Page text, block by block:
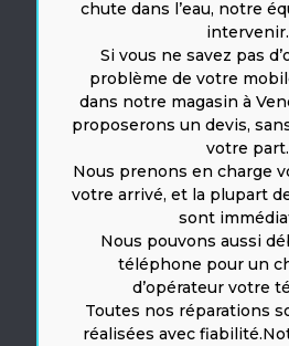
chute dans l’eau, notre
intervenir.
Si vous ne savez pas
problème de votre
dans notre magasin à
proposerons un devis,
votre part.
Nous prenons en charge
votre arrivé, et la plupart
sont
Nous pouvons aussi
téléphone pour un
d’opérateur votre
Toutes nos réparations
réalisées avec